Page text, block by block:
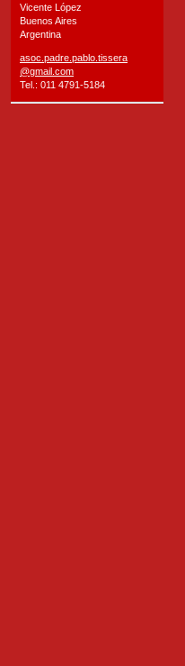
Vicente López
Buenos Aires
Argentina
asoc.padre.pablo .tissera
@gmail.com
Tel.: 011 4791-5184